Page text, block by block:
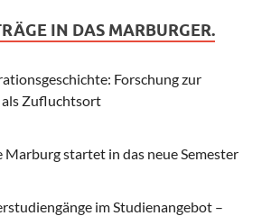
IN DAS MARBURGER.
Forschung zur
Zufluchtsort
Marburg startet in das neue Semester
im Studienangebot –